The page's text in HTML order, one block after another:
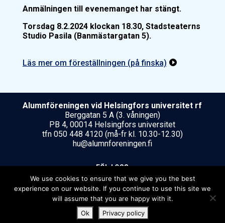
Anmälningen till evenemanget har stängt.
Torsdag 8.2.2024 klockan 18.30, Stadsteaterns
Studio Pasila (Banmästargatan 5).
Läs mer om föreställningen (på finska) 
Alumnföreningen vid Helsing­fors uni­ver­si­tet rf
Berggatan 5 A (3. våningen)
PB 4, 00014 Helsingfors universitet
tfn 050 448 4120 (må-fr kl. 10.30-12.30)
hu@alumnforeningen.fi
FÖLJ OSS
[translate string="Copyright"]
We use cookies to ensure that we give you the best
experience on our website. If you continue to use this site we
will assume that you are happy with it.
Ok
Privacy policy